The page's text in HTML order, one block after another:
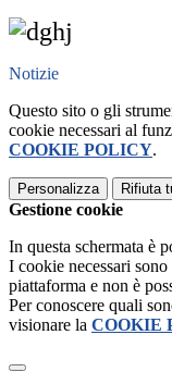
Notizie
Questo sito o gli
cookie necessari al
COOKIE POLICY.
Personalizza Rifiuta
Gestione cookie
In questa schermata è
I cookie necessari
piattaforma e non è
Per conoscere quali
visionare la COOKIE